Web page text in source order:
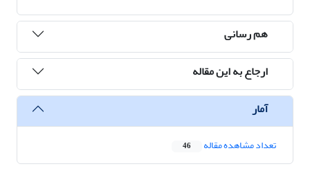
هم رسانی
ارجاع به این مقاله
آمار
تعداد مشاهده مقاله 46